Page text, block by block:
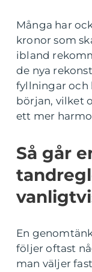
Många har
kronor som
ibland
de nya
fyllningar och
början, vilket
ett mer
Så går
En
följer oftast
man väljer